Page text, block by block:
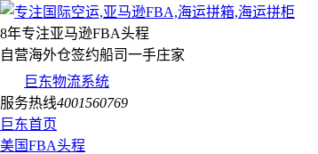
8年专注亚马逊FBA头程
自营海外仓签约船司一手庄家
巨东物流系统
服务热线4001560769
巨东首页
美国FBA头程